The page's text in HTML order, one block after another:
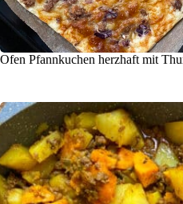
Ofen Pfannkuchen herzhaft mit